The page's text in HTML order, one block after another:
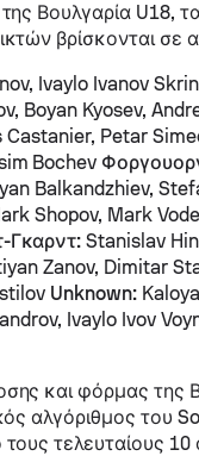
Βουλγαρία U18,
βρίσκονται σε
Ivaylo Ivanov
Boyan Kyosev,
Castanier, Petar
Bochev
Balkandzhiev,
Shopov, Mark
Γκαρντ: Stanislav
Zanov, Dimitar
Unknown:
Ivaylo Ivov
και φόρμας της
αλγόριθμος του
τελευταίους